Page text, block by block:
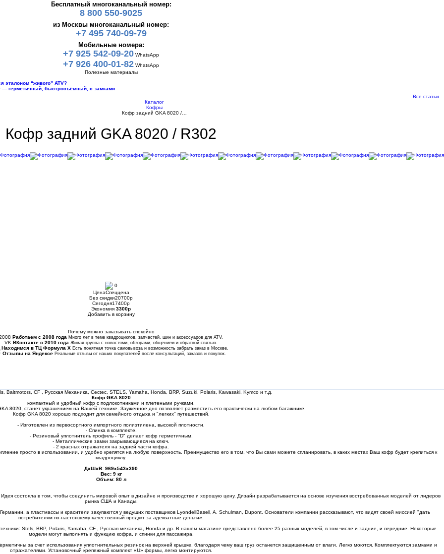
Бесплатный многоканальный номер:
8 800 550-9025
из Москвы многоканальный номер:
+7 495 740-09-79
Мобильные номера:
+7 925 542-09-20 WhatsApp
+7 926 400-01-82 WhatsApp
Полезные материалы
эталоном “живого” ATV?
— герметичный, быстросъёмный, с замками
Все статьи
Каталог
Кофры
Кофр задний GKA 8020 /…
Кофр задний GKA 8020 / R302
0
ЦенаСпеццена
Без скидки20700p
Сегодня17400p
Экономия 3300p
Добавить в корзину
Почему можно заказывать спокойно
Работаем с 2008 года Много лет в теме квадроциклов, запчастей, шин и аксессуаров для ATV.
VK ВКонтакте с 2010 года Живая группа с новостями, обзорами, общением и обратной связью.
Находимся в ТЦ Формула Х Есть понятная точка самовывоза и возможность забрать заказ в Москве.
Отзывы на Яндексе Реальные отзывы от наших покупателей после консультаций, заказов и покупок.
Baltmotors, CF , Русская Механика, Cectec, STELS, Yamaha, Honda, BRP, Suzuki, Polaris, Kawasaki, Kymco и т.д.
Кофр GKA 8020
компактный и удобный кофр c подлокотниками и плетеными ручками.
8020, станет украшением на Вашей технике. Зауженное дно позволяет разместить его практически на любом багажнике.
Кофр GKA 8020 хорошо подходит для семейного отдыха и "легких" путешествий.
- Изготовлен из первосортного импортного полиэтилена, высокой плотности.
- Спинка в комплекте.
- Резиновый уплотнитель профиль - "D" делает кофр герметичным.
- Металлические замки закрывающиеся на ключ.
- 2 красных отражателя на задней части кофра.
просто в использовании, и удобно крепятся на любую поверхность. Преимущество его в том, что Вы сами можете спланировать, в каких местах Ваш кофр будет крепиться к
квадроциклу.
ДхШхВ: 969х543х390
Вес: 9 кг
Объем: 80 л
состояла в том, чтобы соединить мировой опыт в дизайне и производстве и хорошую цену. Дизайн разрабатывается на основе изучения востребованных моделей от лидеров
рынка США и Канады.
а пластмассы и красители закупаются у ведущих поставщиков LyondellBasell, A. Schulman, Dupont. Основатели компании рассказывают, что видят своей миссией "дать
потребителям по-настоящему качественный продукт за адекватные деньги».
Stels, BRP, Polaris, Yamaha, CF , Русская механика, Honda и др. В нашем магазине представлено более 25 разных моделей, в том числе и задние, и передние. Некоторые
модели могут выполнять и функцию кофра, и спинки для пассажира.
за счет использования уплотнительных резинок на верхней крышке, благодаря чему ваш груз останется защищенным от влаги. Легко моются. Комплектуются замками и
отражателями. Установочный крепежный комплект «U» формы, легко монтируются.